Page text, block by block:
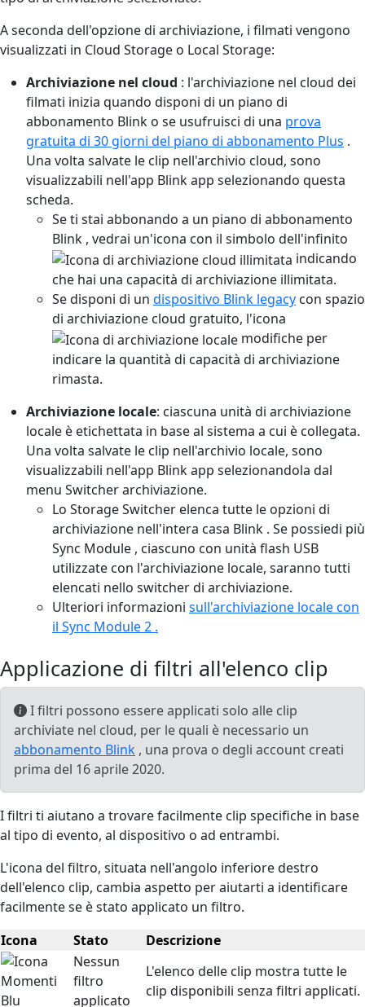
A seconda dell'opzione di archiviazione, i filmati vengono
visualizzati in Cloud Storage o Local Storage:
Archiviazione nel cloud : l'archiviazione nel cloud dei
filmati inizia quando disponi di un piano di
abbonamento Blink o se usufruisci di una prova
gratuita di 30 giorni del piano di abbonamento Plus .
Una volta salvate le clip nell'archivio cloud, sono
visualizzabili nell'app Blink app selezionando questa
scheda.
Se ti stai abbonando a un piano di abbonamento
Blink , vedrai un'icona con il simbolo dell'infinito
indicando
che hai una capacità di archiviazione illimitata.
Se disponi di un dispositivo Blink legacy con spazio
di archiviazione cloud gratuito, l'icona
modifiche per
indicare la quantità di capacità di archiviazione
rimasta.
Archiviazione locale: ciascuna unità di archiviazione
locale è etichettata in base al sistema a cui è collegata.
Una volta salvate le clip nell'archivio locale, sono
visualizzabili nell'app Blink app selezionandola dal
menu Switcher archiviazione.
Lo Storage Switcher elenca tutte le opzioni di
archiviazione nell'intera casa Blink . Se possiedi più
Sync Module , ciascuno con unità flash USB
utilizzate con l'archiviazione locale, saranno tutti
elencati nello switcher di archiviazione.
Ulteriori informazioni sull'archiviazione locale con
il Sync Module 2 .
Applicazione di filtri all'elenco clip
I filtri possono essere applicati solo alle clip
archiviate nel cloud, per le quali è necessario un
abbonamento Blink , una prova o degli account creati
prima del 16 aprile 2020.
I filtri ti aiutano a trovare facilmente clip specifiche in base
al tipo di evento, al dispositivo o ad entrambi.
L'icona del filtro, situata nell'angolo inferiore destro
dell'elenco clip, cambia aspetto per aiutarti a identificare
facilmente se è stato applicato un filtro.
Icona
Stato
Descrizione
Nessun
filtro
applicato
L'elenco delle clip mostra tutte le
clip disponibili senza filtri applicati.